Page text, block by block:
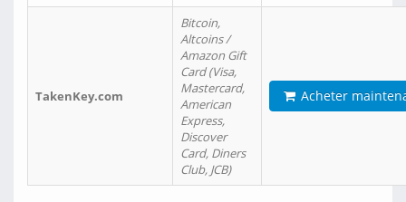
TakenKey.com
Bitcoin,
Altcoins /
Amazon Gift
Card (Visa,
Mastercard,
American
Express,
Discover
Card, Diners
Club, JCB)
Acheter